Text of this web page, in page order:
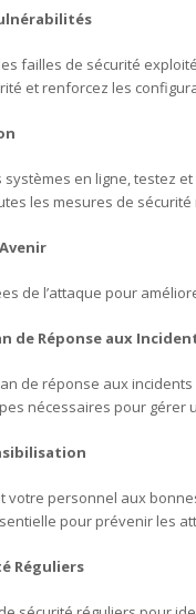
failles de sécurité
et renforcez les
en ligne, testez
les mesures de
de l’attaque pour
de Réponse aux
de réponse aux
nécessaires pour gérer
votre personnel aux
pour prévenir les
Réguliers